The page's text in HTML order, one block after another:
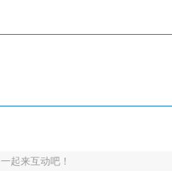
一起来互动吧！